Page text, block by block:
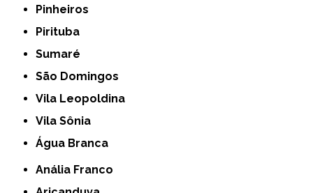
Pinheiros
Pirituba
Sumaré
São Domingos
Vila Leopoldina
Vila Sônia
Água Branca
Anália Franco